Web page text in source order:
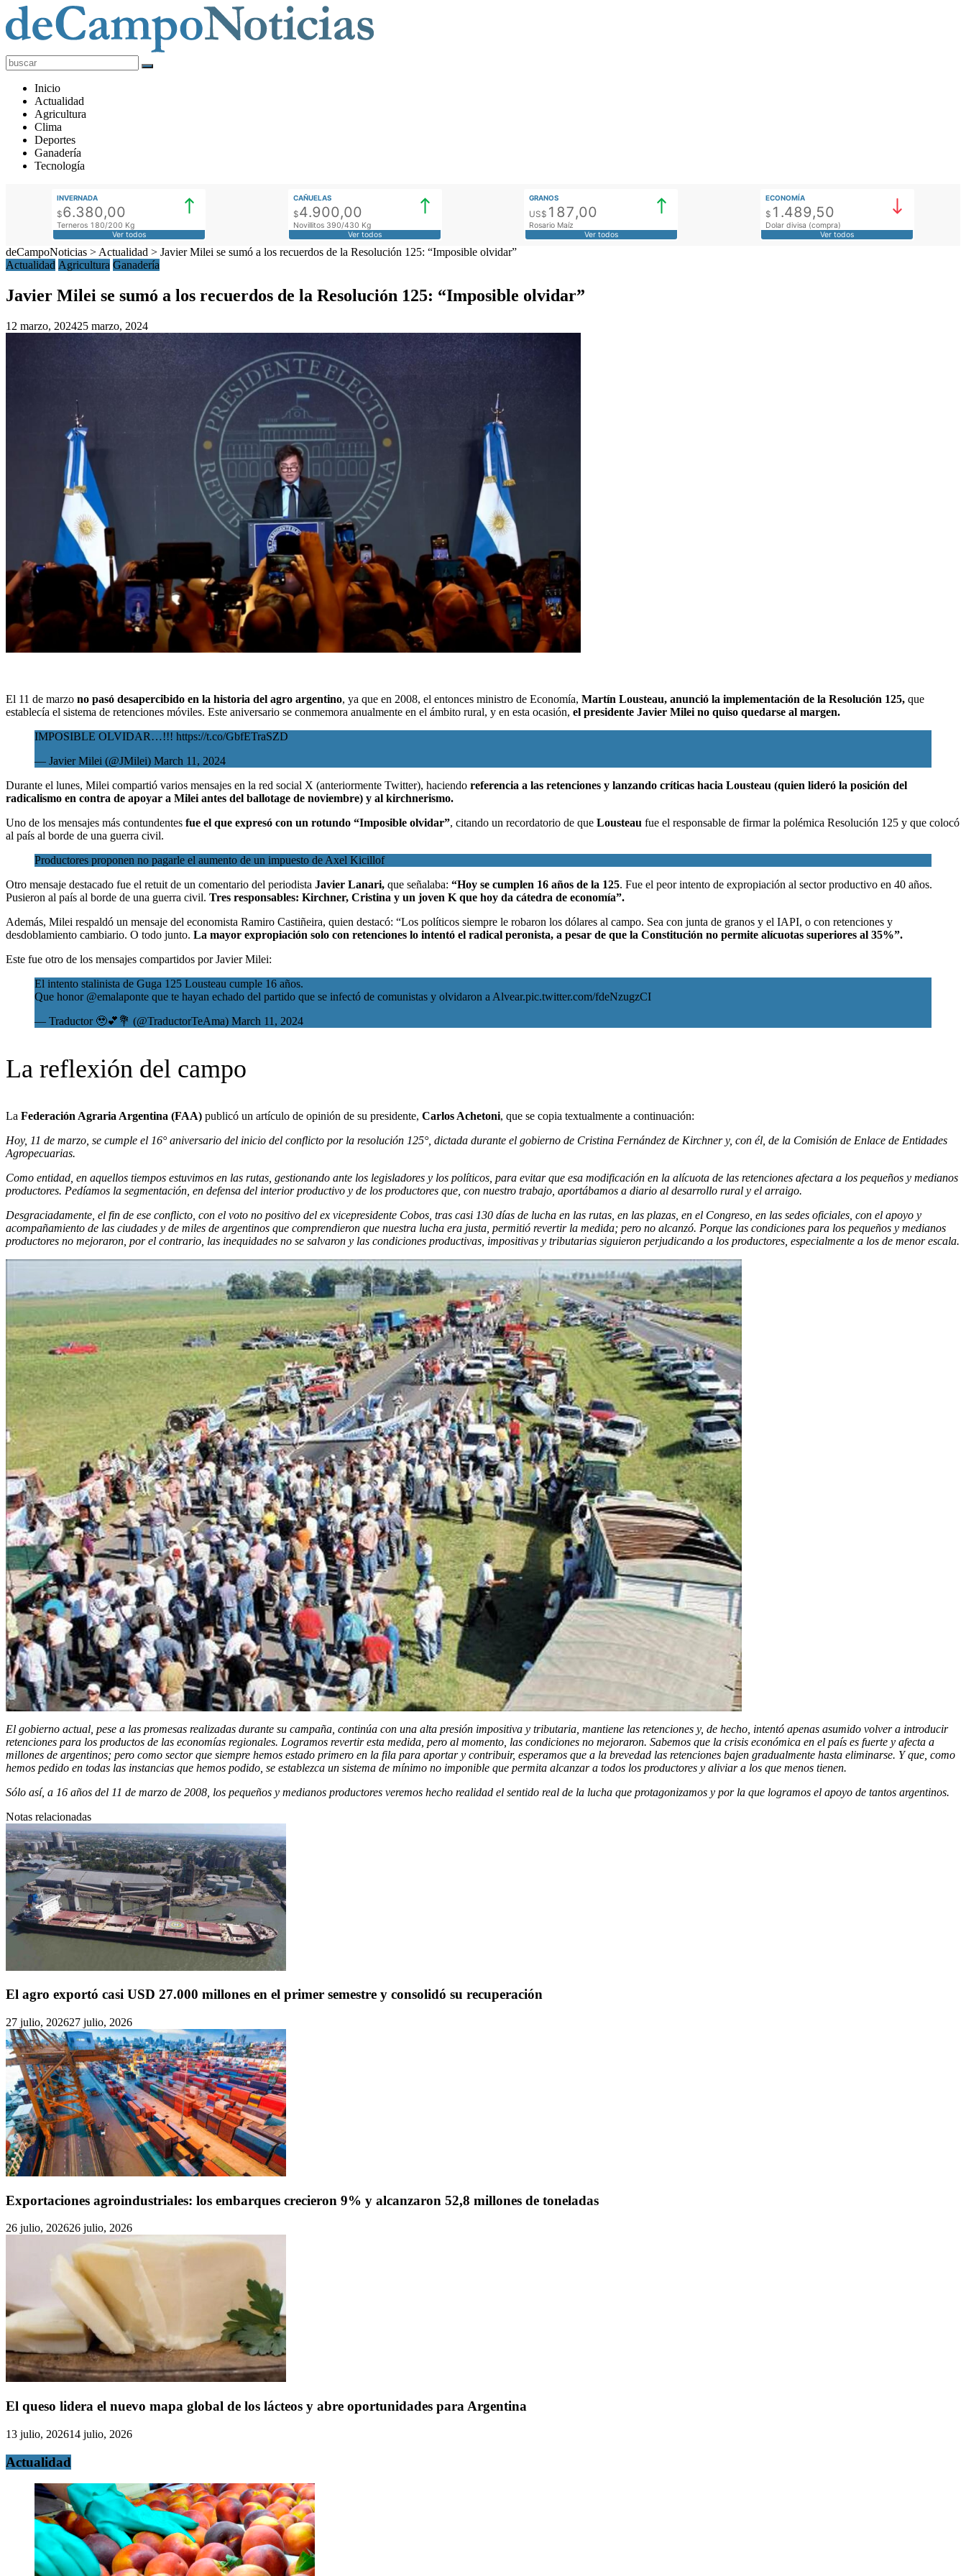
deCampoNoticias
Actualidad
Agropecuaria
Inicio
Actualidad
Agricultura
Clima
Deportes
Ganadería
Tecnología
INVERNADA
$6.380,00
Terneros 180/200 Kg
Ver todos
CAÑUELAS
$4.900,00
Novillitos 390/430 Kg
Ver todos
GRANOS
US$ 187,00
Rosario Maíz
Ver todos
ECONOMÍA
$ 1.489,50
Dolar divisa (compra)
Ver todos
deCampoNoticias > Actualidad > Javier Milei se sumó a los recuerdos de la Resolución 125: “Imposible olvidar”
Actualidad Agricultura Ganadería
Javier Milei se sumó a los recuerdos de la Resolución 125: “Imposible olvidar”
12 marzo, 202425 marzo, 2024
El 11 de marzo no pasó desapercibido en la historia del agro argentino, ya que en 2008, el entonces ministro de Economía, Martín Lousteau, anunció la implementación de la Resolución 125, que
establecía el sistema de retenciones móviles. Este aniversario se conmemora anualmente en el ámbito rural, y en esta ocasión, el presidente Javier Milei no quiso quedarse al margen.
IMPOSIBLE OLVIDAR…!!! https://t.co/GbfETraSZD
— Javier Milei (@JMilei) March 11, 2024
Durante el lunes, Milei compartió varios mensajes en la red social X (anteriormente Twitter), haciendo referencia a las retenciones y lanzando críticas hacia Lousteau (quien lideró la posición del
radicalismo en contra de apoyar a Milei antes del ballotage de noviembre) y al kirchnerismo.
Uno de los mensajes más contundentes fue el que expresó con un rotundo “Imposible olvidar”, citando un recordatorio de que Lousteau fue el responsable de firmar la polémica Resolución 125 y que colocó
al país al borde de una guerra civil.
Productores proponen no pagarle el aumento de un impuesto de Axel Kicillof
Otro mensaje destacado fue el retuit de un comentario del periodista Javier Lanari, que señalaba: “Hoy se cumplen 16 años de la 125. Fue el peor intento de expropiación al sector productivo en 40 años.
Pusieron al país al borde de una guerra civil. Tres responsables: Kirchner, Cristina y un joven K que hoy da cátedra de economía”.
Además, Milei respaldó un mensaje del economista Ramiro Castiñeira, quien destacó: “Los políticos siempre le robaron los dólares al campo. Sea con junta de granos y el IAPI, o con retenciones y
desdoblamiento cambiario. O todo junto. La mayor expropiación solo con retenciones lo intentó el radical peronista, a pesar de que la Constitución no permite alícuotas superiores al 35%”.
Este fue otro de los mensajes compartidos por Javier Milei:
El intento stalinista de Guga 125 Lousteau cumple 16 años.
Que honor @emalaponte que te hayan echado del partido que se infectó de comunistas y olvidaron a Alvear.pic.twitter.com/fdeNzugzCI
— Traductor 🥹💕💐 (@TraductorTeAma) March 11, 2024
La reflexión del campo
La Federación Agraria Argentina (FAA) publicó un artículo de opinión de su presidente, Carlos Achetoni, que se copia textualmente a continuación:
Hoy, 11 de marzo, se cumple el 16° aniversario del inicio del conflicto por la resolución 125°, dictada durante el gobierno de Cristina Fernández de Kirchner y, con él, de la Comisión de Enlace de Entidades
Agropecuarias.
Como entidad, en aquellos tiempos estuvimos en las rutas, gestionando ante los legisladores y los políticos, para evitar que esa modificación en la alícuota de las retenciones afectara a los pequeños y medianos
productores. Pedíamos la segmentación, en defensa del interior productivo y de los productores que, con nuestro trabajo, aportábamos a diario al desarrollo rural y el arraigo.
Desgraciadamente, el fin de ese conflicto, con el voto no positivo del ex vicepresidente Cobos, tras casi 130 días de lucha en las rutas, en las plazas, en el Congreso, en las sedes oficiales, con el apoyo y
acompañamiento de las ciudades y de miles de argentinos que comprendieron que nuestra lucha era justa, permitió revertir la medida; pero no alcanzó. Porque las condiciones para los pequeños y medianos
productores no mejoraron, por el contrario, las inequidades no se salvaron y las condiciones productivas, impositivas y tributarias siguieron perjudicando a los productores, especialmente a los de menor escala.
El gobierno actual, pese a las promesas realizadas durante su campaña, continúa con una alta presión impositiva y tributaria, mantiene las retenciones y, de hecho, intentó apenas asumido volver a introducir
retenciones para los productos de las economías regionales. Logramos revertir esta medida, pero al momento, las condiciones no mejoraron. Sabemos que la crisis económica en el país es fuerte y afecta a
millones de argentinos; pero como sector que siempre hemos estado primero en la fila para aportar y contribuir, esperamos que a la brevedad las retenciones bajen gradualmente hasta eliminarse. Y que, como
hemos pedido en todas las instancias que hemos podido, se establezca un sistema de mínimo no imponible que permita alcanzar a todos los productores y aliviar a los que menos tienen.
Sólo así, a 16 años del 11 de marzo de 2008, los pequeños y medianos productores veremos hecho realidad el sentido real de la lucha que protagonizamos y por la que logramos el apoyo de tantos argentinos.
Notas relacionadas
El agro exportó casi USD 27.000 millones en el primer semestre y consolidó su recuperación
27 julio, 202627 julio, 2026
Exportaciones agroindustriales: los embarques crecieron 9% y alcanzaron 52,8 millones de toneladas
26 julio, 202626 julio, 2026
El queso lidera el nuevo mapa global de los lácteos y abre oportunidades para Argentina
13 julio, 202614 julio, 2026
Actualidad